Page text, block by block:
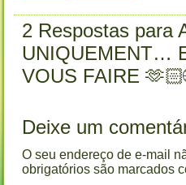
2 Respostas para
UNIQUEMENT…
VOUS FAIRE
Deixe um
O seu endereço de e-mail
obrigatórios são marcados